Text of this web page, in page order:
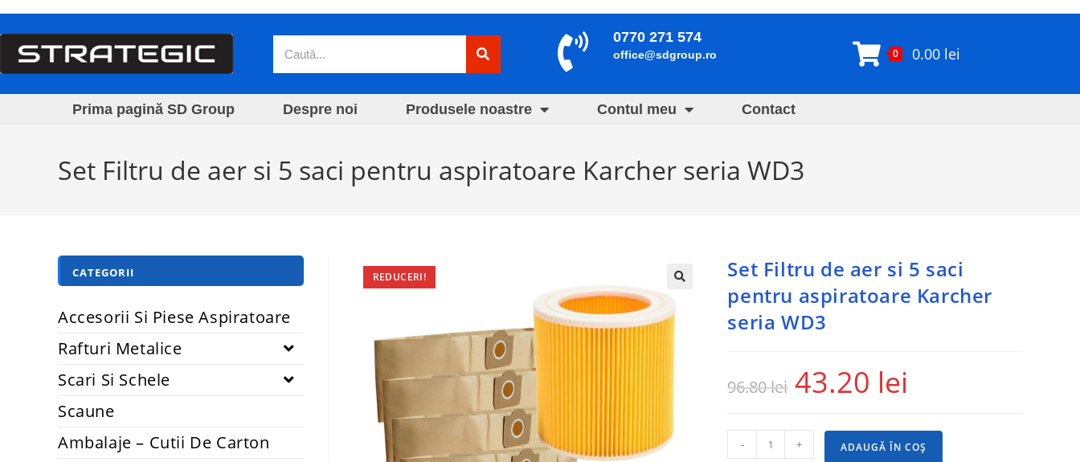
0770 271 574
office@sdgroup.ro 0 0.00 lei
Prima pagină SD Group Despre noi Produsele noastre Contul meu Contact
Set Filtru de aer si 5 saci pentru aspiratoare Karcher seria WD3
REDUCERI!
Set Filtru de aer si 5 saci
pentru aspiratoare Karcher
seria WD3
96.80lei 43.20 lei
- + ADAUGĂ ÎN COȘ
CATEGORII
Accesorii Si Piese Aspiratoare
Rafturi Metalice
Scari Si Schele
Scaune
Ambalaje – Cutii De Carton